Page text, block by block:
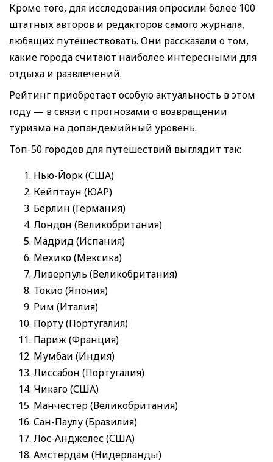
Кроме того, для исследования опросили более 100
штатных авторов и редакторов самого журнала,
любящих путешествовать. Они рассказали о том,
какие города считают наиболее интересными для
отдыха и развлечений.
Рейтинг приобретает особую актуальность в этом
году — в связи с прогнозами о возвращении
туризма на допандемийный уровень.
Топ-50 городов для путешествий выглядит так:
Нью-Йорк (США)
Кейптаун (ЮАР)
Берлин (Германия)
Лондон (Великобритания)
Мадрид (Испания)
Мехико (Мексика)
Ливерпуль (Великобритания)
Токио (Япония)
Рим (Италия)
Порту (Португалия)
Париж (Франция)
Мумбаи (Индия)
Лиссабон (Португалия)
Чикаго (США)
Манчестер (Великобритания)
Сан-Паулу (Бразилия)
Лос-Анджелес (США)
Амстердам (Нидерланды)